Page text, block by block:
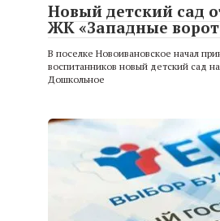
Новый детский сад
ЖК «Западные
В поселке Новоивановское начал
воспитанников новый детский сад
Дошкольное